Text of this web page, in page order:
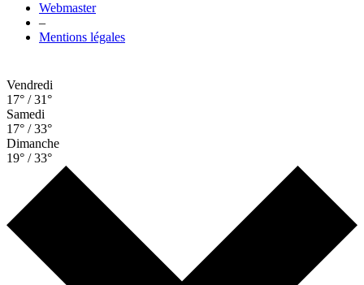
Webmaster
–
Mentions légales
Vendredi
17° / 31°
Samedi
17° / 33°
Dimanche
19° / 33°